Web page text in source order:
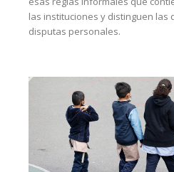
las instituciones y distinguen las
disputas personales.